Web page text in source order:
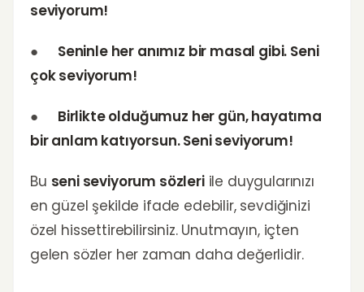
seviyorum!
● Seninle her anımız bir masal gibi. Seni
çok seviyorum!
● Birlikte olduğumuz her gün, hayatıma
bir anlam katıyorsun. Seni seviyorum!
Bu seni seviyorum sözleriile duygularınızı
en güzel şekilde ifade edebilir, sevdiğinizi
özel hissettirebilirsiniz. Unutmayın, içten
gelen sözler her zaman daha değerlidir.